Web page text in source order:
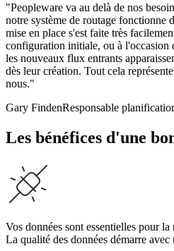
"Peopleware va au delà de nos
notre système de routage fonctionne
mise en place s'est faite très
configuration initiale, ou à l'occasion
les nouveaux flux entrants
dès leur création. Tout cela
nous."
Gary FindenResponsable
Les bénéfices d'une
Vos données sont essentielles pour
La qualité des données démarre